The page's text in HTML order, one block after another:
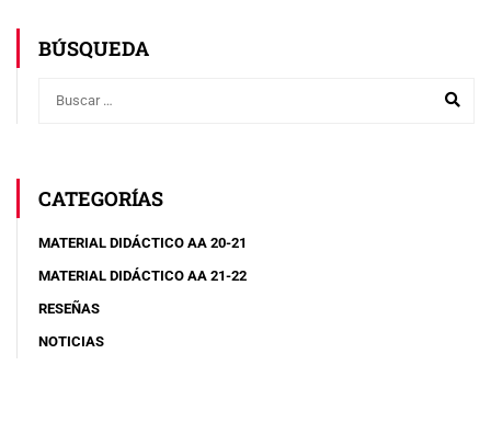
BÚSQUEDA
CATEGORÍAS
MATERIAL DIDÁCTICO AA 20-21
MATERIAL DIDÁCTICO AA 21-22
RESEÑAS
NOTICIAS